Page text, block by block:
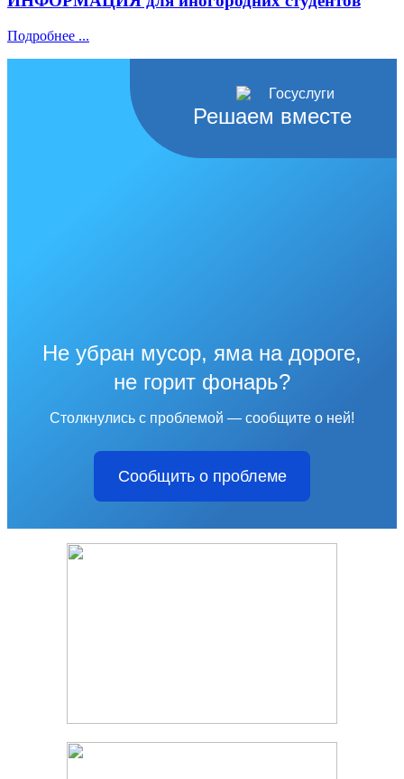
Подробнее ...
Решаем вместе
Не убран мусор, яма на дороге,
не горит фонарь?
Столкнулись с проблемой — сообщите о ней!
Сообщить о проблеме